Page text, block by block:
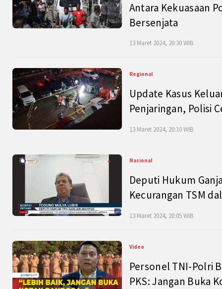
Antara Kekuasaan
Bersenjata
13 Maret 2024, 20:30 WIB
Regional
Update Kasus
Penjaringan, Polisi
13 Maret 2024, 20:10 WIB
Nasional
Deputi Hukum
Kecurangan TSM
13 Maret 2024, 20:05 WIB
Video
Personel TNI-Polri
PKS: Jangan Buka